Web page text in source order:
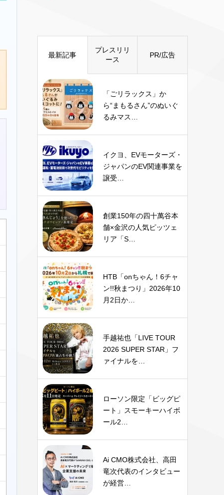
最新記事
プレスリリ
ース
PR/広告
「ごリラックス」か
ら“まもるさん”のぬいぐ
るみマス…
イクヨ、EVモーターズ・
ジャパンのEV関連事業を
譲受…
創業150年の四十萬谷本
舗×金沢の人気ピッツェ
リア「S…
HTB「onちゃん！6チャ
ン!!秋まつり」2026年10
月2日か…
手越祐也「LIVE TOUR
2026 SUPER STAR」フ
ァイナルを…
ローソン限定「ビッグピ
ート」スモーキーハイボ
ール2…
Ai CMO株式会社、高田
竜次代表のインタビュー
が経営…